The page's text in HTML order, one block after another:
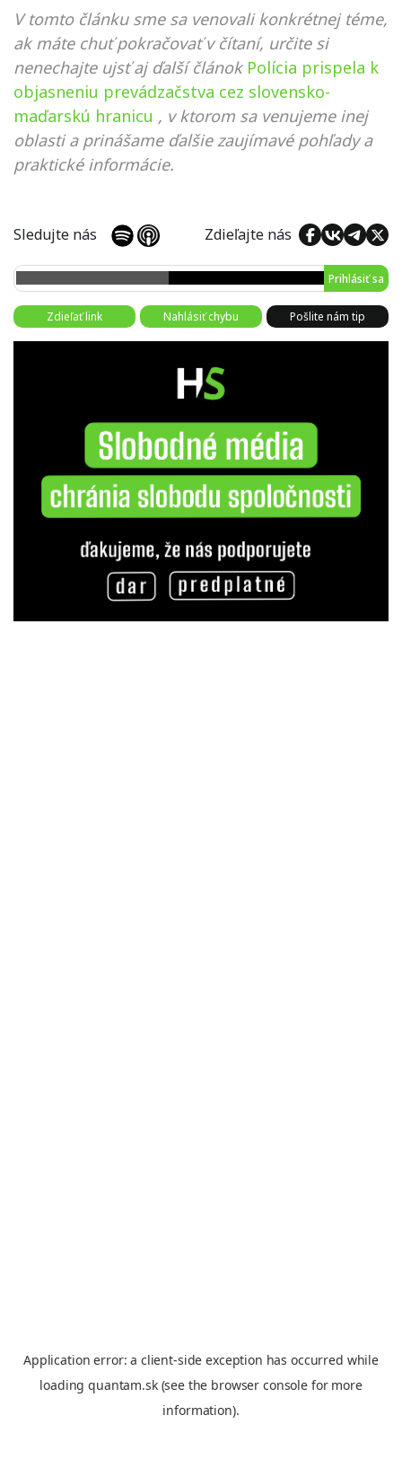
V tomto článku sme sa venovali konkrétnej téme,
ak máte chuť pokračovať v čítaní, určite si
nenechajte ujsť aj ďalší článok Polícia prispela k
objasneniu prevádzačstva cez slovensko-
maďarskú hranicu , v ktorom sa venujeme inej
oblasti a prinášame ďalšie zaujímavé pohľady a
praktické informácie.
Sledujte nás Zdieľajte nás
Prihlásiť sa
Zdieľať link Nahlásiť chybu Pošlite nám tip